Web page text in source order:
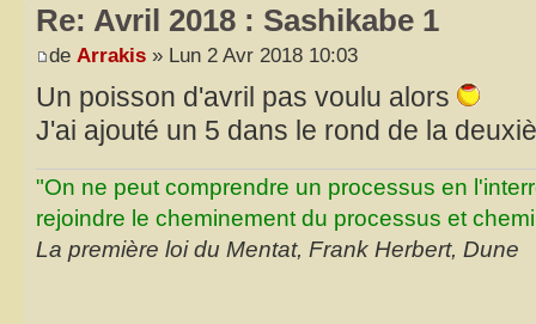
Re: Avril 2018 : Sashikabe 1
de Arrakis » Lun 2 Avr 2018 10:03
Un poisson d'avril pas voulu alors
J'ai ajouté un 5 dans le rond de la
"On ne peut comprendre un processus en
rejoindre le cheminement du processus et
La première loi du Mentat, Frank Herbert, Dune